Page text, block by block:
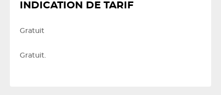
INDICATION DE TARIF
Gratuit
Gratuit.